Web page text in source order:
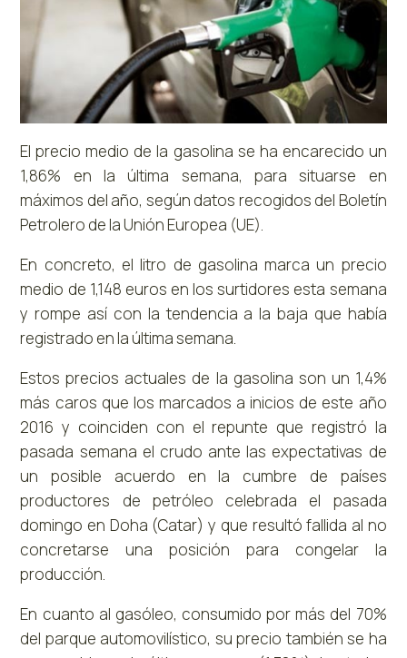
El precio medio de la gasolina se ha encarecido un
1,86% en la última semana, para situarse en
máximos del año, según datos recogidos del Boletín
Petrolero de la Unión Europea (UE).
En concreto, el litro de gasolina marca un precio
medio de 1,148 euros en los surtidores esta semana
y rompe así con la tendencia a la baja que había
registrado en la última semana.
Estos precios actuales de la gasolina son un 1,4%
más caros que los marcados a inicios de este año
2016 y coinciden con el repunte que registró la
pasada semana el crudo ante las expectativas de
un posible acuerdo en la cumbre de países
productores de petróleo celebrada el pasada
domingo en Doha (Catar) y que resultó fallida al no
concretarse una posición para congelar la
producción.
En cuanto al gasóleo, consumido por más del 70%
del parque automovilístico, su precio también se ha